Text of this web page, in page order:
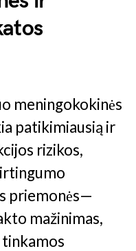
meningokokinės
patikimiausią ir
rizikos,
priemonės—
mažinimas,
tinkamos